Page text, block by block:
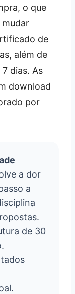
o que
de
além de
dias. As
download
por
a dor
a
de 30